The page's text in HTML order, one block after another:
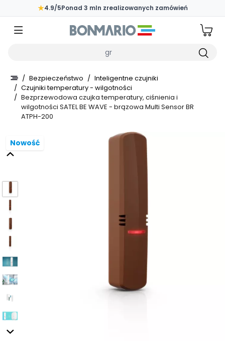
Przejdź do głównej zawartości strony
★4.9/5Ponad 3 mln zrealizowanych zamówień
/ Bezpieczeństwo / Inteligentne czujniki
/ Czujniki temperatury - wilgotności
/ Bezprzewodowa czujka temperatury, ciśnienia i
wilgotności SATEL BE WAVE - brązowa Multi Sensor BR
ATPH-200
Nowość